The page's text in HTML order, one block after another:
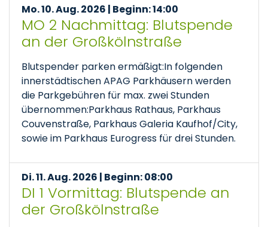
Mo. 10. Aug. 2026 | Beginn: 14:00
MO 2 Nachmittag: Blutspende
an der Großkölnstraße
Blutspender parken ermäßigt:In folgenden
innerstädtischen APAG Parkhäusern werden
die Parkgebühren für max. zwei Stunden
übernommen:Parkhaus Rathaus, Parkhaus
Couvenstraße, Parkhaus Galeria Kaufhof/City,
sowie im Parkhaus Eurogress für drei Stunden.
Di. 11. Aug. 2026 | Beginn: 08:00
DI 1 Vormittag: Blutspende an
der Großkölnstraße